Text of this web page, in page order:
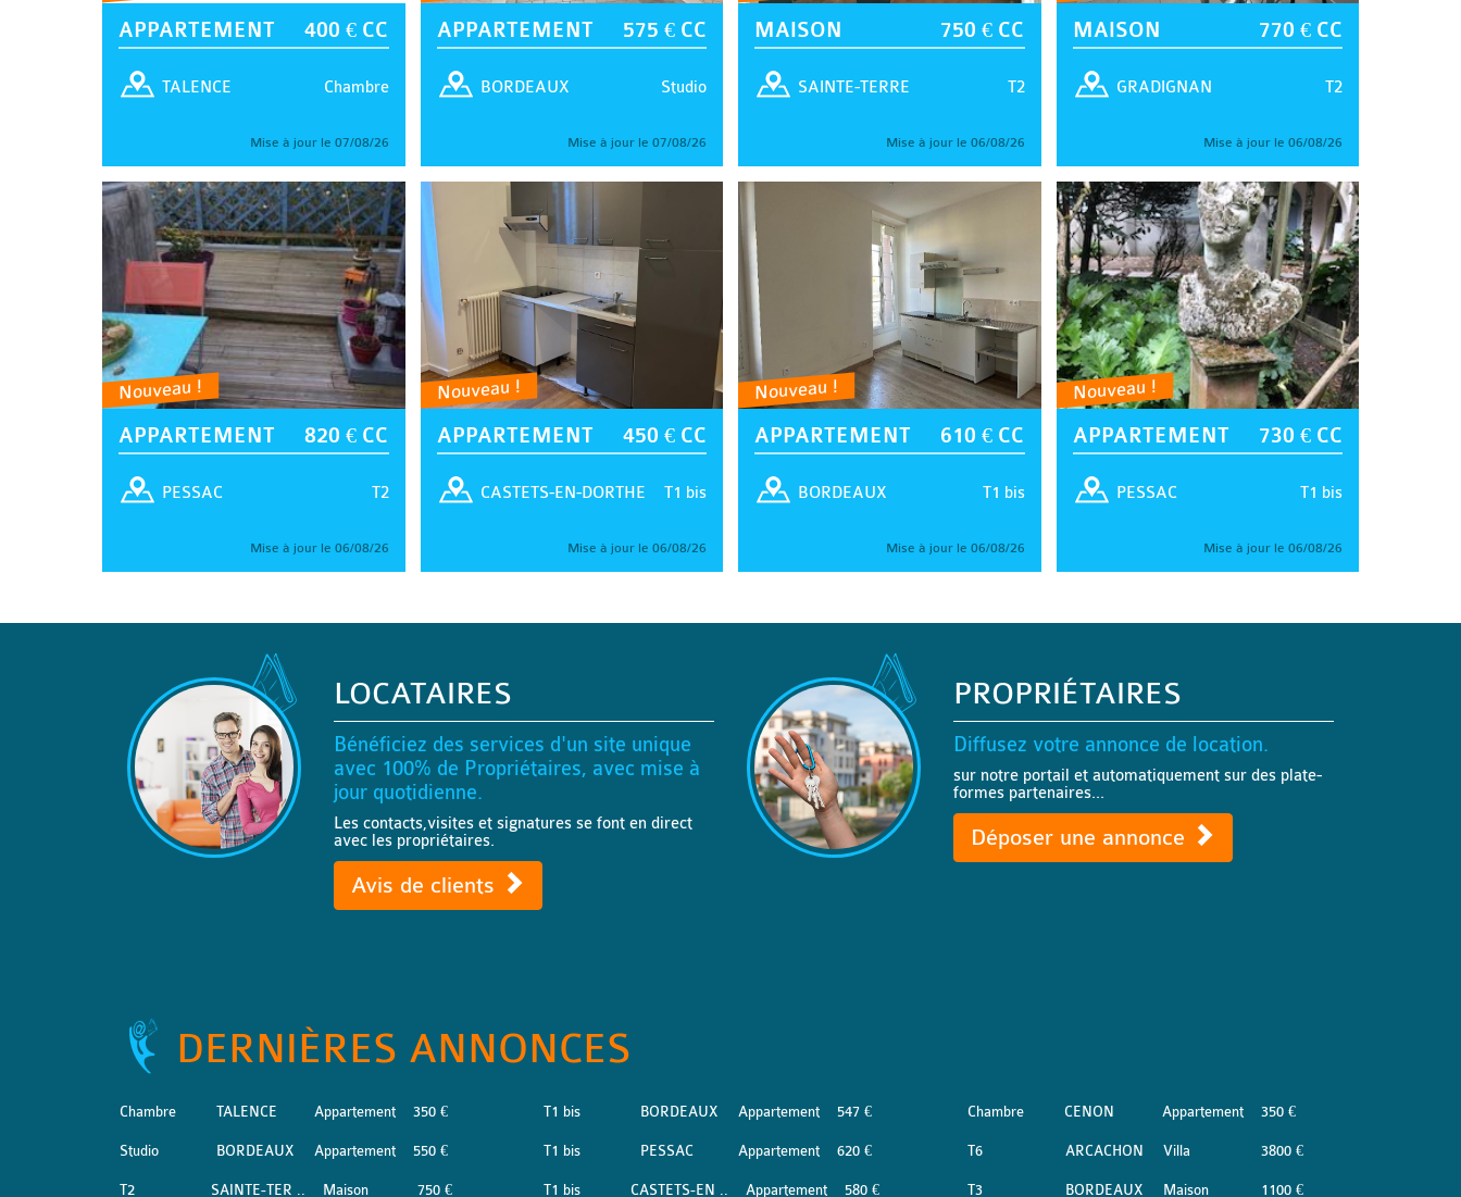
APPARTEMENT 400 € CC
Chambre
TALENCE
Mise à jour le 07/08/26
APPARTEMENT 575 € CC
Studio
BORDEAUX
Mise à jour le 07/08/26
MAISON 750 € CC
T2
SAINTE-TERRE
Mise à jour le 06/08/26
MAISON 770 € CC
T2
GRADIGNAN
Mise à jour le 06/08/26
Nouveau !
APPARTEMENT 820 € CC
T2
PESSAC
Mise à jour le 06/08/26
Nouveau !
APPARTEMENT 450 € CC
T1 bis
CASTETS-EN-DORTHE
Mise à jour le 06/08/26
Nouveau !
APPARTEMENT 610 € CC
T1 bis
BORDEAUX
Mise à jour le 06/08/26
Nouveau !
APPARTEMENT 730 € CC
T1 bis
PESSAC
Mise à jour le 06/08/26
LOCATAIRES
Bénéficiez des services d'un site unique
avec 100% de Propriétaires, avec mise à
jour quotidienne.
Les contacts,visites et signatures se font en direct
avec les propriétaires.
Avis de clients
PROPRIÉTAIRES
Diffusez votre annonce de location.
sur notre portail et automatiquement sur des plate-
formes partenaires...
Déposer une annonce
DERNIÈRES ANNONCES
Chambre TALENCE Appartement 350 €
Studio BORDEAUX Appartement 550 €
T2 SAINTE-TER .. Maison 750 €
T1 bis BORDEAUX Appartement 547 €
T1 bis PESSAC Appartement 620 €
T1 bis CASTETS-EN .. Appartement 580 €
Chambre CENON Appartement 350 €
T6 ARCACHON Villa 3800 €
T3 BORDEAUX Maison 1100 €